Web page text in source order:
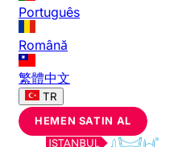
Português
Română
繁體中文
TR
HEMEN SATIN AL